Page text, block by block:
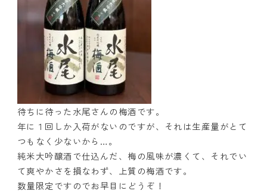
待ちに待った水尾さんの梅酒です。
年に１回しか入荷がないのですが、それは生産量がとて
つもなく少ないから…。
純米大吟醸酒で仕込んだ、梅の風味が濃くて、それでい
て爽やかさを損なわず、上質の梅酒です。
数量限定ですのでお早目にどうぞ！